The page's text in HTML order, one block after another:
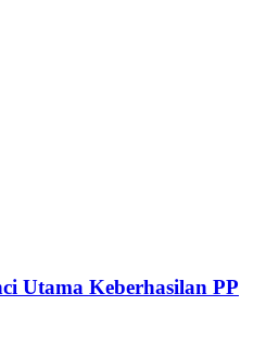
Utama Keberhasilan PP